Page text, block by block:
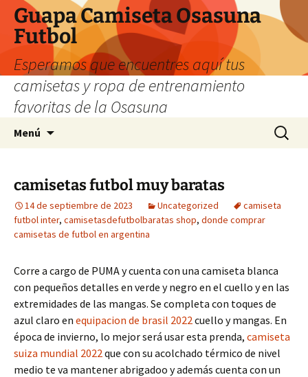
Guapa Camiseta Osasuna
Futbol
Esperamos que encuentres aquí tus
camisetas y ropa de entrenamiento
favoritas de la Osasuna
Menú Buscar:
camisetas futbol muy baratas
14 de septiembre de 2023 Uncategorized
camiseta
futbol inter, camisetasdefutbolbaratas shop, donde comprar
camisetas de futbol en argentina
Corre a cargo de PUMA y cuenta con una camiseta blanca
con pequeños detalles en verde y negro en el cuello y en las
extremidades de las mangas. Se completa con toques de
azul claro en equipacion de brasil 2022cuello y mangas. En
época de invierno, lo mejor será usar esta prenda, camiseta
suiza mundial 2022que con su acolchado térmico de nivel
medio te va mantener abrigadoo y además cuenta con un